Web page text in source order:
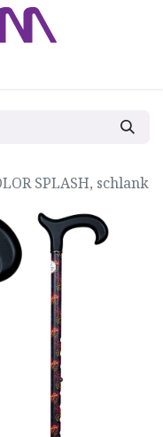
SPLASH, schlank